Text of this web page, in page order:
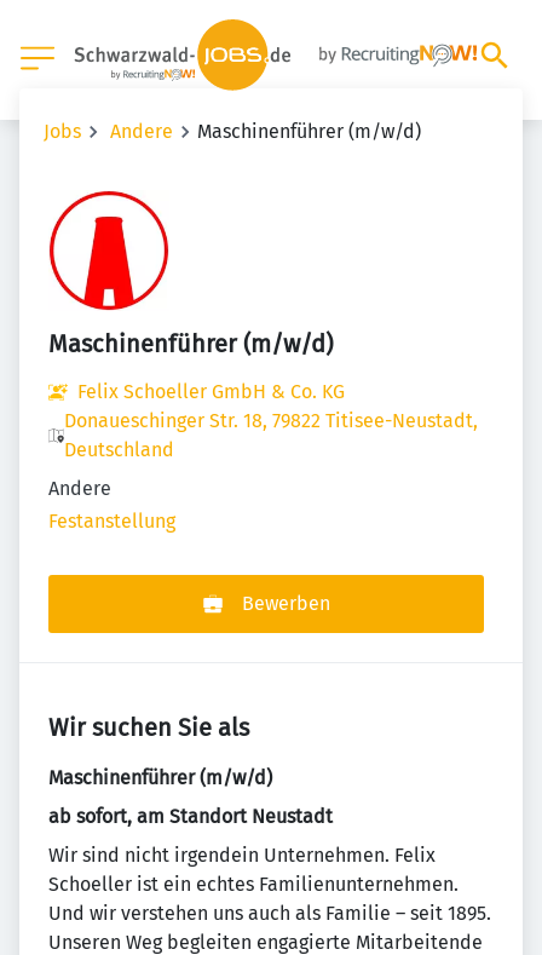
Jobs Andere Maschinenführer (m/w/d)
Maschinenführer (m/w/d)
Felix Schoeller GmbH & Co. KG
Donaueschinger Str. 18, 79822 Titisee-Neustadt,
Deutschland
Andere
Festanstellung
Bewerben
Wir suchen Sie als
Maschinenführer (m/w/d)
ab sofort, am Standort Neustadt
Wir sind nicht irgendein Unternehmen. Felix
Schoeller ist ein echtes Familienunternehmen.
Und wir verstehen uns auch als Familie – seit 1895.
Unseren Weg begleiten engagierte Mitarbeitende